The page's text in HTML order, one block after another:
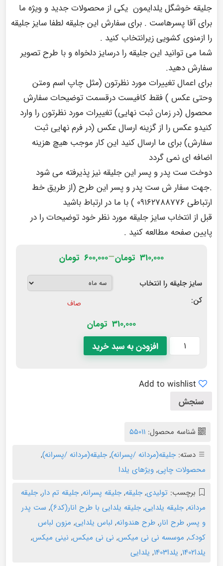
جلیقه خوشگل یلدایمون یکی از محصولات جدید و ویژه ما
برای آقا پسرهاست . برای سفارش این جلیقه لطفا سایز جلیقه
را ازمنوی کشویی زیرانتخاب کنید .
شما می توانید این جلیقه را درسایز دلخواه و با طرح تصویر
سفارش دهید.
برای اعمال تغییرات مورد نظرتون (مثل چاپ اسم ومتن
وحتی عکس ) فقط کافیست درقسمت توضیحات سفارش
محصول (در زمان ثبت نهایی) تغییرات مورد نظرتون را وارد
کنیدو عکس را از گزینه ارسال عکس (در فرم نهایی ثبت
سفارش) برای ما ارسال کنید این کار موجب هیچ هزینه
اضافه ای نمی گردد
دوخت ست پدر و پسر این جلیقه نیز پذیرفته می شود
.جهت سفار ش ست پدر و پسر این طرح (از طریق خط
ارتباطی ۰۹۱۶۲۷۸۸۷۷۶ ) با ما در ارتباط باشید
قبل از انتخاب سایز جلیقه مورد نظر خود توضیحات را در
پایین صفحه مطالعه کنید .
۳۱۰,۰۰۰ تومان–۶۰۰,۰۰۰ تومان
سایز جلیقه را انتخاب
کن:
صاف
310,000 تومان
افزودن به سبد خرید
Add to wishlist
سنجش
شناسه محصول: 55011
دسته: جلیقه(مردانه /پسرانه), جلیقه(مردانه /پسرانه),
محصولات چاپی, ویژهای یلدا
برچسب: تولیدی, جلیقه, جلیقه پسرانه, جلیقه تم دار, جلیقه
مردانه, جلیقه یلدایی, جلیقه یلدایی با طرح انار(کد۶) , ست پدر
و پسر, طرح انار, طرح هندوانه, لباس یلدایی, مزون لباس
کودک, موسسه نی نی میکس, نی نی میکس, نینی میکس,
یلدا۱۴۰۲
, یلدا۱۴۰۳ , یلدایی